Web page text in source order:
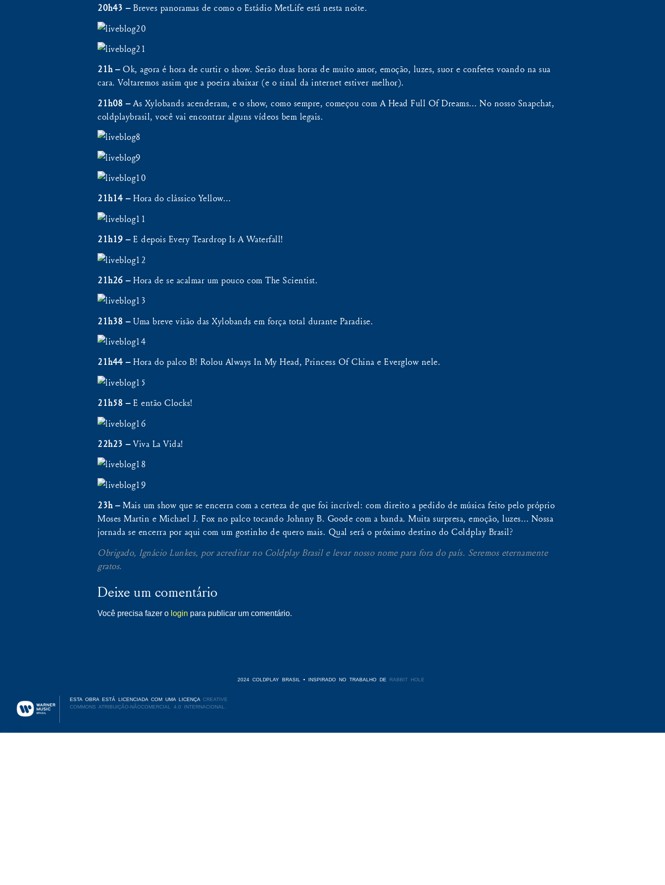
20h43 –Breves panoramas de como o Estádio MetLife está nesta noite.
21h – Ok, agora é hora de curtir o show. Serão duas horas de muito amor, emoção, luzes, suor e confetes voando na sua
cara. Voltaremos assim que a poeira abaixar (e o sinal da internet estiver melhor).
21h08 – As Xylobands acenderam, e o show, como sempre, começou com A Head Full Of Dreams… No nosso Snapchat,
coldplaybrasil, você vai encontrar alguns vídeos bem legais.
21h14 – Hora do clássico Yellow…
21h19 – E depois Every Teardrop Is A Waterfall!
21h26 – Hora de se acalmar um pouco com The Scientist.
21h38 – Uma breve visão das Xylobands em força total durante Paradise.
21h44 – Hora do palco B! Rolou Always In My Head, Princess Of China e Everglow nele.
21h58 – E então Clocks!
22h23 – Viva La Vida!
23h – Mais um show que se encerra com a certeza de que foi incrível: com direito a pedido de música feito pelo próprio
Moses Martin e Michael J. Fox no palco tocando Johnny B. Goode com a banda. Muita surpresa, emoção, luzes… Nossa
jornada se encerra por aqui com um gostinho de quero mais. Qual será o próximo destino do Coldplay Brasil?
Obrigado, Ignácio Lunkes, por acreditar no Coldplay Brasil e levar nosso nome para fora do país. Seremos eternamente
gratos.
Deixe um comentário
Você precisa fazer o login para publicar um comentário.
2024 COLDPLAY BRASIL • INSPIRADO NO TRABALHO DE RABBIT HOLE
ESTA OBRA ESTÁ LICENCIADA COM UMA LICENÇA CREATIVE
COMMONS ATRIBUIÇÃO-NÃOCOMERCIAL 4.0 INTERNACIONAL.